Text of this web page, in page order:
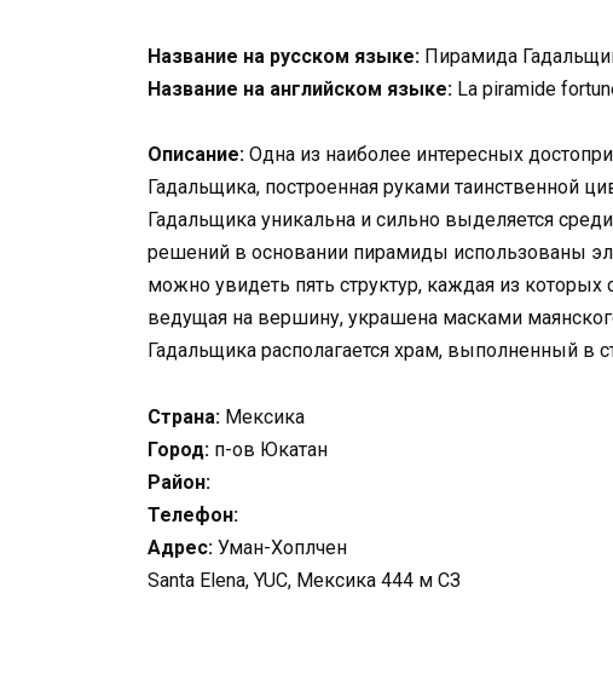
Название на русском языке: Пирамида
Название на английском языке: La piramide
Описание: Одна из наиболее интересных
Гадальщика, построенная руками таинственной
Гадальщика уникальна и сильно выделяется
решений в основании пирамиды использованы
можно увидеть пять структур, каждая из которых
ведущая на вершину, украшена масками
Гадальщика располагается храм, выполненный в
Страна: Мексика
Город: п-ов Юкатан
Район:
Телефон:
Адрес: Уман-Хоплчен
Santa Elena, YUC, Мексика 444 м СЗ